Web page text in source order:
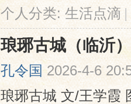
个人分类: 生活点滴 |
琅琊古城（临沂）
孔令国 2026-4-6
琅琊古城 文/王学霞